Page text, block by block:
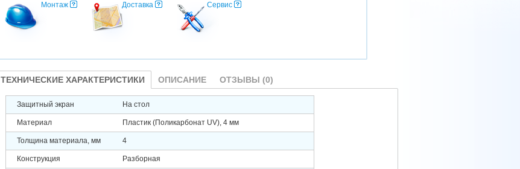
Монтаж
Доставка Сервис
ТЕХНИЧЕСКИЕ ХАРАКТЕРИСТИКИ ОПИСАНИЕ ОТЗЫВЫ (0)
Защитный экран На стол
Материал Пластик (Поликарбонат UV), 4 мм
Толщина материала, мм 4
Конструкция Разборная